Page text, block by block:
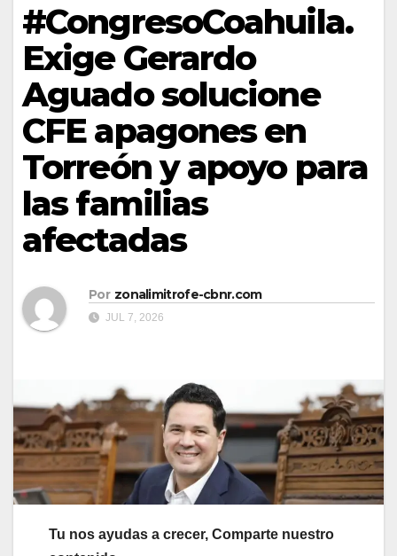
#CongresoCoahuila.
Exige Gerardo
Aguado solucione
CFE apagones en
Torreón y apoyo para
las familias
afectadas
Por zonalimitrofe-cbnr.com
JUL 7, 2026
Tu nos ayudas a crecer, Comparte nuestro